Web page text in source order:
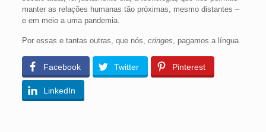
manter as relações humanas tão próximas, mesmo distantes –
e em meio a uma pandemia.
Por essas e tantas outras, que nós, cringes, pagamos a língua.
Facebook Twitter Pinterest
LinkedIn